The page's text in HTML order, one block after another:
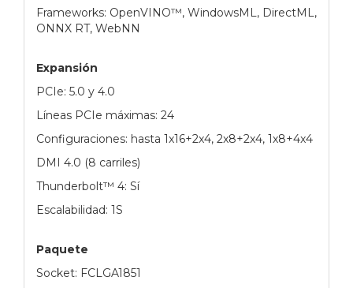
Frameworks: OpenVINO™, WindowsML, DirectML,
ONNX RT, WebNN
Expansión
PCIe: 5.0 y 4.0
Líneas PCIe máximas: 24
Configuraciones: hasta 1x16+2x4, 2x8+2x4, 1x8+4x4
DMI 4.0 (8 carriles)
Thunderbolt™ 4: Sí
Escalabilidad: 1S
Paquete
Socket: FCLGA1851